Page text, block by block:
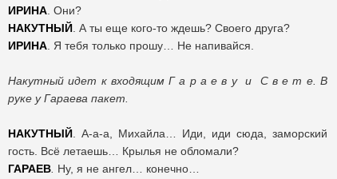
ИРИНА . Они?
НАКУТНЫЙ . А ты еще кого-то ждешь? Своего друга?
ИРИНА . Я тебя только прошу… Не напивайся.
Накутный идет к входящим Г а р а е в у и С в е т е. В
руке у Гараева пакет.
НАКУТНЫЙ . А-а-а, Михайла… Иди, иди сюда, заморский
гость. Всё летаешь… Крылья не обломали?
ГАРАЕВ Ну, я не ангел… конечно…